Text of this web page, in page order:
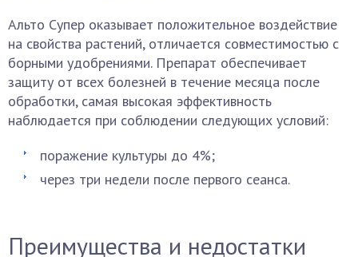
Альто Супер оказывает положительное воздействие
на свойства растений, отличается совместимостью с
борными удобрениями. Препарат обеспечивает
защиту от всех болезней в течение месяца после
обработки, самая высокая эффективность
наблюдается при соблюдении следующих условий:
поражение культуры до 4%;
через три недели после первого сеанса.
Преимущества и недостатки